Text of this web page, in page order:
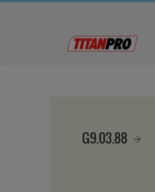
G9.03.88